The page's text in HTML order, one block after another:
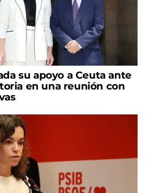
su apoyo a Ceuta ante
en una reunión con